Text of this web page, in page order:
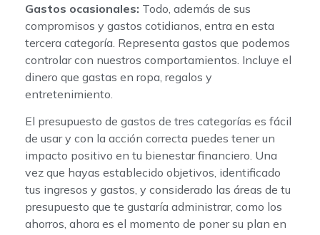
Gastos ocasionales: Todo, además de sus
compromisos y gastos cotidianos, entra en esta
tercera categoría. Representa gastos que podemos
controlar con nuestros comportamientos. Incluye el
dinero que gastas en ropa, regalos y
entretenimiento.
El presupuesto de gastos de tres categorías es fácil
de usar y con la acción correcta puedes tener un
impacto positivo en tu bienestar financiero. Una
vez que hayas establecido objetivos, identificado
tus ingresos y gastos, y considerado las áreas de tu
presupuesto que te gustaría administrar, como los
ahorros, ahora es el momento de poner su plan en